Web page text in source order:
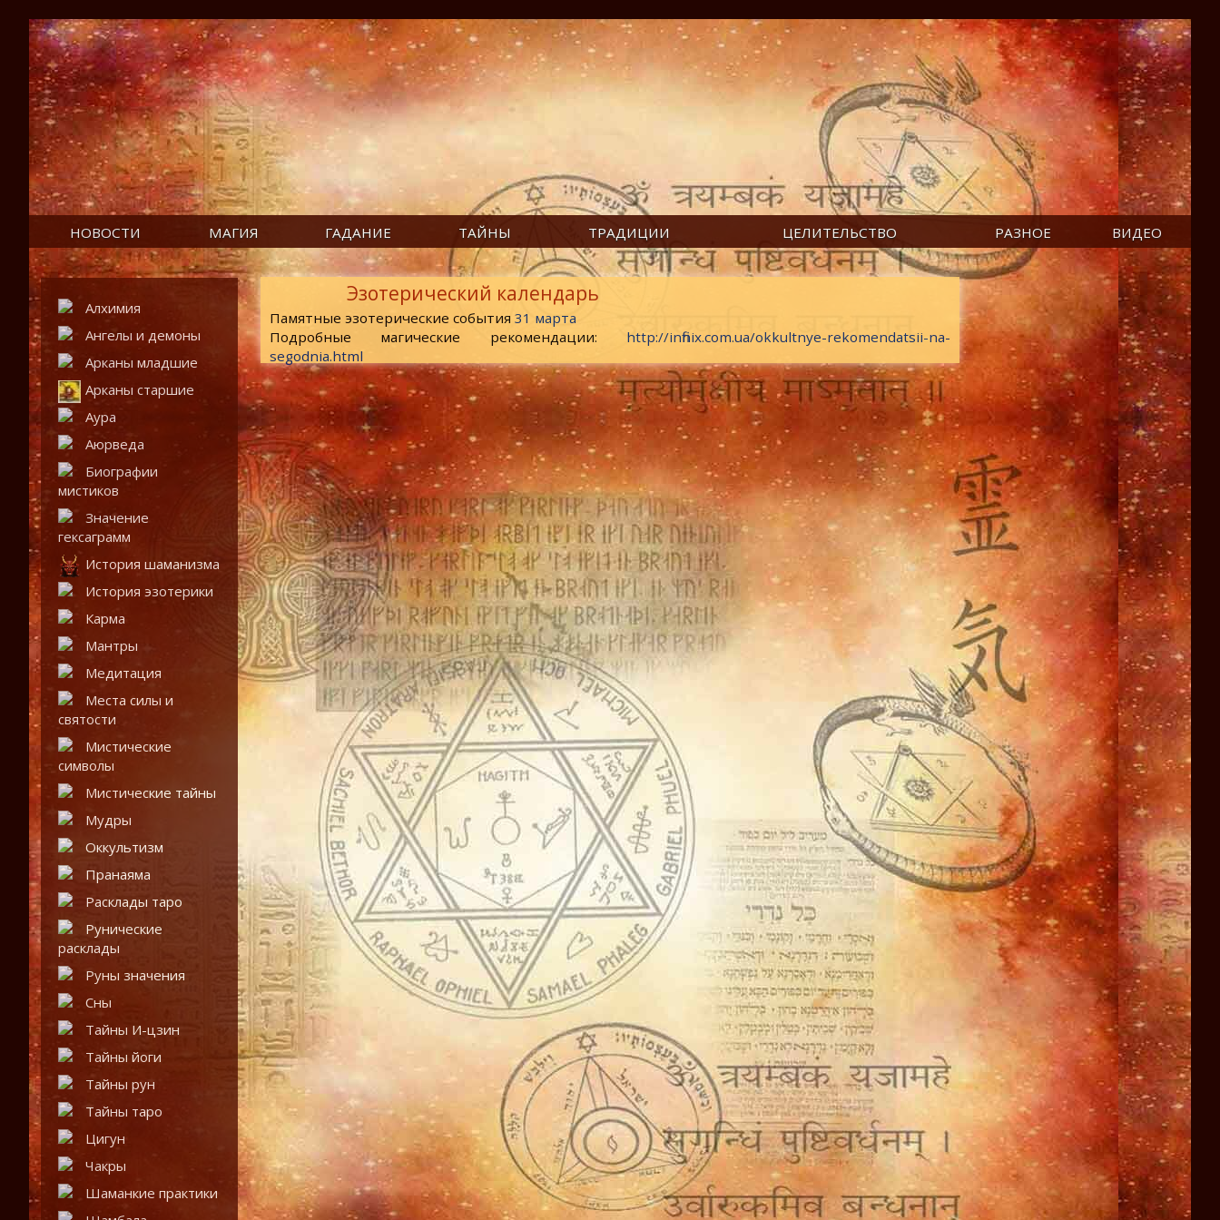
НОВОСТИ МАГИЯ ГАДАНИЕ ТАЙНЫ ТРАДИЦИИ ЦЕЛИТЕЛЬСТВО РАЗНОЕ ВИДЕО
Алхимия
Ангелы и демоны
Арканы младшие
Арканы старшие
Аура
Аюрведа
Биографии
мистиков
Значение
гексаграмм
История шаманизма
История эзотерики
Карма
Мантры
Медитация
Места силы и
святости
Мистические
символы
Мистические тайны
Мудры
Оккультизм
Пранаяма
Расклады таро
Рунические
расклады
Руны значения
Сны
Тайны И-цзин
Тайны йоги
Тайны рун
Тайны таро
Цигун
Чакры
Шаманкие практики
Эзотерический календарь
Памятные эзотерические события31 марта
Подробные магические рекомендации: http://infinix.com.ua/okkultnye-rekomendatsii-na-
segodnia.html